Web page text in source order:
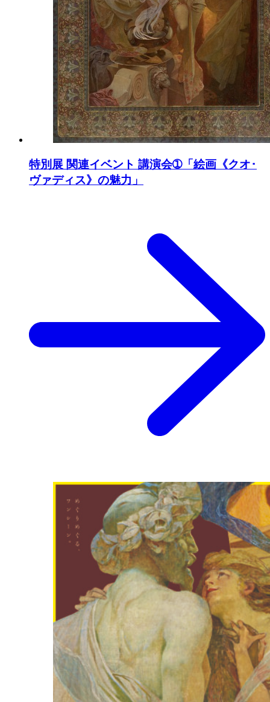
特別展 関連イベント 講演会➀「絵画《クオ･
ヴァディス》の魅力」